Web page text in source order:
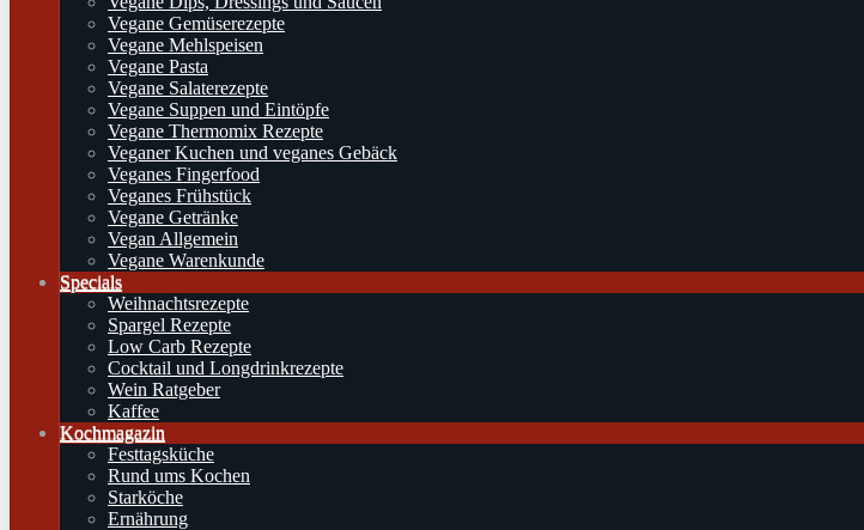
Vegane Gemüserezepte
Vegane Mehlspeisen
Vegane Pasta
Vegane Salaterezepte
Vegane Suppen und Eintöpfe
Vegane Thermomix Rezepte
Veganer Kuchen und veganes Gebäck
Veganes Fingerfood
Veganes Frühstück
Vegane Getränke
Vegan Allgemein
Vegane Warenkunde
Specials
Weihnachtsrezepte
Spargel Rezepte
Low Carb Rezepte
Cocktail und Longdrinkrezepte
Wein Ratgeber
Kaffee
Kochmagazin
Festtagsküche
Rund ums Kochen
Starköche
Ernährung